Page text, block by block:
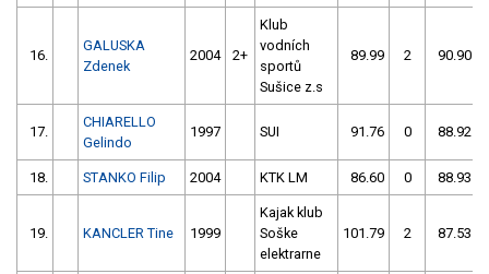
16.
GALUSKA
Zdenek
2004 2+
Klub
vodních
sportů
Sušice z.s
89.99 2 90.90
17.
CHIARELLO
Gelindo
1997 SUI 91.76 0 88.92
18. STANKO Filip 2004 KTK LM 86.60 0 88.93
19. KANCLER Tine 1999
Kajak klub
Soške
elektrarne
101.79 2 87.53